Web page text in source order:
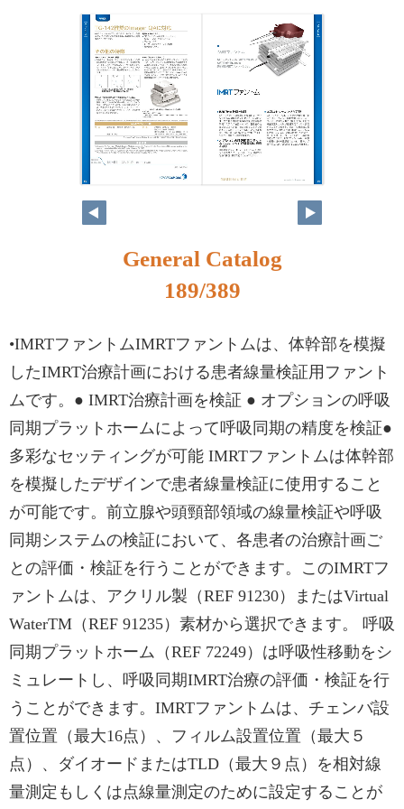
172 173
General Catalog
189/389
•IMRTファントムIMRTファントムは、体幹部を模擬
したIMRT治療計画における患者線量検証用ファント
ムです。● IMRT治療計画を検証 ● オプションの呼吸
同期プラットホームによって呼吸同期の精度を検証●
多彩なセッティングが可能 IMRTファントムは体幹部
を模擬したデザインで患者線量検証に使用すること
が可能です。前立腺や頭頸部領域の線量検証や呼吸
同期システムの検証において、各患者の治療計画ご
との評価・検証を行うことができます。このIMRTフ
ァントムは、アクリル製（REF 91230）またはVirtual
WaterTM（REF 91235）素材から選択できます。 呼吸
同期プラットホーム（REF 72249）は呼吸性移動をシ
ミュレートし、呼吸同期IMRT治療の評価・検証を行
うことができます。IMRTファントムは、チェンバ設
置位置（最大16点）、フィルム設置位置（最大５
点）、ダイオードまたはTLD（最大９点）を相対線
量測定もしくは点線量測定のために設定することが